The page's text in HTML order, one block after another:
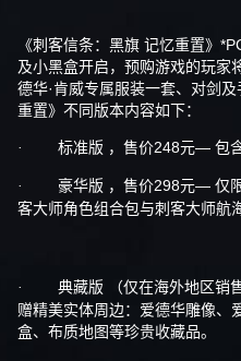
《刺客信条：黑旗 记忆重置》*
及小黑盒开启，预购游戏的玩家
德华·肯威专属服装一套、对剑
重置》不同版本内容如下：
· 标准版 ，售价248元— 包
· 豪华版 ，售价298元— 仅
客大师角色组合包与刺客大师航
· 典藏版 （仅在海外地区销
赠精美实体周边：爱德华雕像、
盒、布质地图等珍贵收藏品。